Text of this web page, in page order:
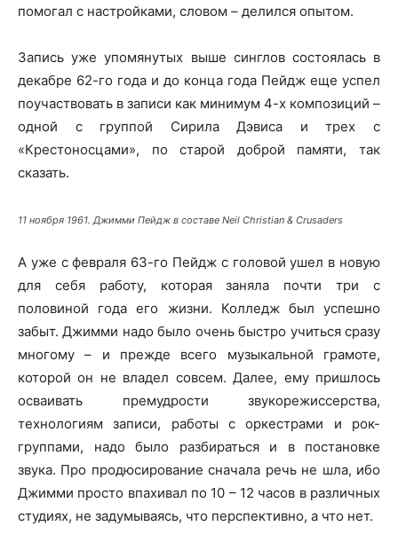
помогал с настройками, словом – делился опытом.
Запись уже упомянутых выше синглов состоялась в
декабре 62-го года и до конца года Пейдж еще успел
поучаствовать в записи как минимум 4-х композиций –
одной с группой Сирила Дэвиса и трех с
«Крестоносцами», по старой доброй памяти, так
сказать.
11 ноября 1961. Джимми Пейдж в составе Neil Christian & Crusaders
А уже с февраля 63-го Пейдж с головой ушел в новую
для себя работу, которая заняла почти три с
половиной года его жизни. Колледж был успешно
забыт. Джимми надо было очень быстро учиться сразу
многому – и прежде всего музыкальной грамоте,
которой он не владел совсем. Далее, ему пришлось
осваивать премудрости звукорежиссерства,
технологиям записи, работы с оркестрами и рок-
группами, надо было разбираться и в постановке
звука. Про продюсирование сначала речь не шла, ибо
Джимми просто впахивал по 10 – 12 часов в различных
студиях, не задумываясь, что перспективно, а что нет.